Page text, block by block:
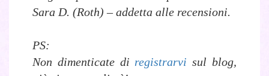
Sara D. (Roth) – addetta alle recensioni.
PS:
Non dimenticate di registrarvi sul blog,